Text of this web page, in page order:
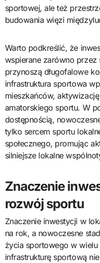
sportowej, ale też
budowania więzi
Warto podkreślić, że
wspierane zarówno przez
przynoszą długofalowe
infrastruktura sportowa
mieszkańców,
amatorskiego sportu. W
dostępnością,
tylko sercem sportu
społecznego, promując
silniejsze lokalne
Znaczenie
rozwój sportu
Znaczenie inwestycji w
na rok, a nowoczesne
życia sportowego w wielu
infrastrukturę sportową